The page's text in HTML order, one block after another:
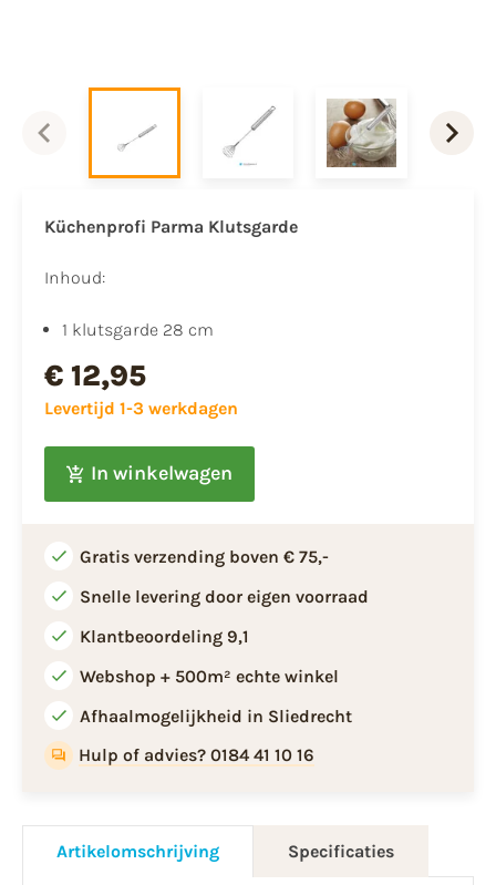
Küchenprofi Parma Klutsgarde
Inhoud:
1 klutsgarde 28 cm
€ 12,95
Levertijd 1-3 werkdagen
In winkelwagen
Gratis verzending boven € 75,-
Snelle levering door eigen voorraad
Klantbeoordeling 9,1
Webshop + 500m² echte winkel
Afhaalmogelijkheid in Sliedrecht
Hulp of advies? 0184 41 10 16
Artikelomschrijving Specificaties